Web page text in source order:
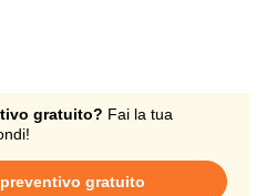
il vostro logo o una frase buffa
l'anno. Contatta il nostro servizio
via telefono, chat o
per uomo e donna in
gratuito? Fai la tua
gratuito